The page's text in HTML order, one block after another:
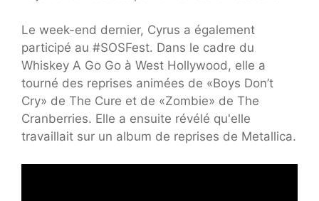
Le week-end dernier, Cyrus a également
participé au #SOSFest. Dans le cadre du
Whiskey A Go Go à West Hollywood, elle a
tourné des reprises animées de «Boys Don’t
Cry» de The Cure et de «Zombie» de The
Cranberries. Elle a ensuite révélé qu'elle
travaillait sur un album de reprises de Metallica.